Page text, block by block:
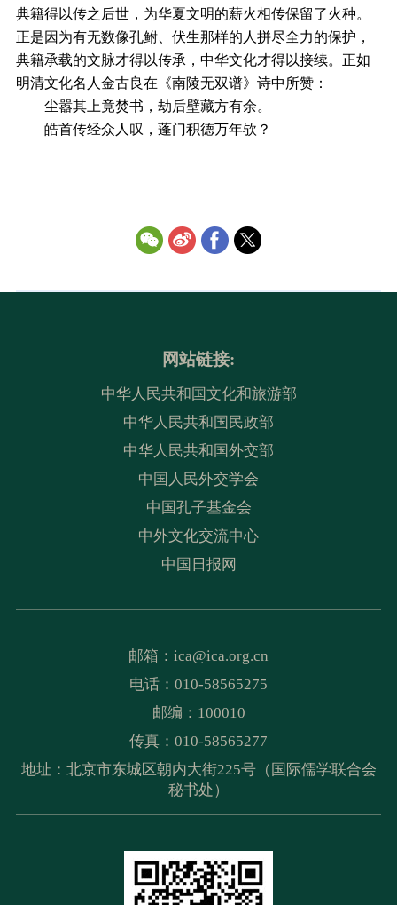
典籍得以传之后世，为华夏文明的薪火相传保留了火种。
正是因为有无数像孔鲋、伏生那样的人拼尽全力的保护，
典籍承载的文脉才得以传承，中华文化才得以接续。正如
明清文化名人金古良在《南陵无双谱》诗中所赞：
尘嚣其上竟焚书，劫后壁藏方有余。
皓首传经众人叹，蓬门积德万年欤？
网站链接:
中华人民共和国文化和旅游部
中华人民共和国民政部
中华人民共和国外交部
中国人民外交学会
中国孔子基金会
中外文化交流中心
中国日报网
邮箱： ica@ica.org.cn
电话：010-58565275
邮编：100010
传真：010-58565277
地址：北京市东城区朝内大街225号（国际儒学联合会
秘书处）